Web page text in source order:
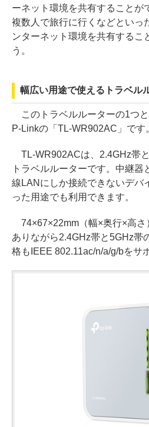
ーネット環境を共有することが
複数人で旅行に行くなどといっ
ンターネット環境を共有するこ
う。
幅広い用途で使えるトラベル
このトラベルルーターの1つ
P-Linkの「TL-WR902AC」です
TL-WR902ACは、2.4GHz帯
トラベルルーターです。中継
線LANにしか接続できないデバ
った用途でも利用できます。
74×67×22mm（幅×奥行×高さ
ありながら2.4GHz帯と5GHz帯
格もIEEE 802.11ac/n/a/g/bをサ